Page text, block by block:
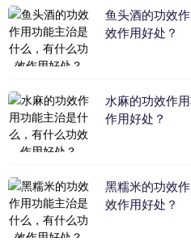
鱼头酒的功效
效作用好处？
水麻的功效作
作用好处？
黑糯米的功效
效作用好处？